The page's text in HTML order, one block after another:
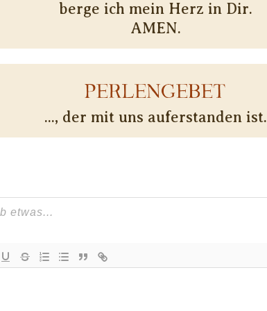
berge ich mein Herz in Dir.
AMEN.
PERLENGEBET
..., der mit uns auferstanden ist.